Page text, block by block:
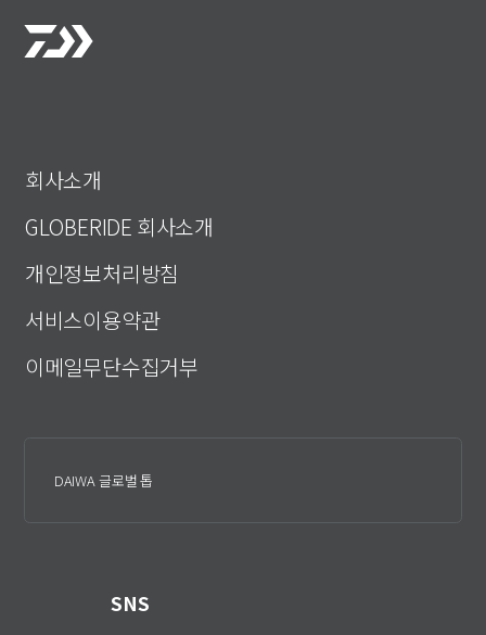
회사소개
GLOBERIDE 회사소개
개인정보처리방침
서비스이용약관
이메일무단수집거부
DAIWA 글로벌 톱
SNS